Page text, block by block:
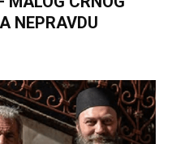
NEPRAVDU